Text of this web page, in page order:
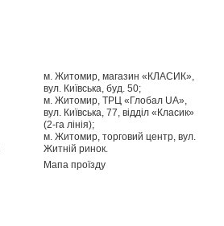
м. Житомир, магазин «КЛАСИК»,
вул. Київська, буд. 50;
м. Житомир, ТРЦ «Глобал UA»,
вул. Київська, 77, відділ «Класик»
(2-га лінія);
м. Житомир, торговий центр, вул.
Житній ринок.
Мапа проїзду